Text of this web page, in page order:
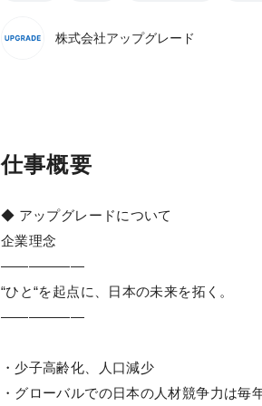
株式会社アップグレード
仕事概要
◆ アップグレードについて
企業理念
——————
“ひと“を起点に、日本の未来を拓く。
——————
・少子高齢化、人口減少
・グローバルでの日本の人材競争力は毎